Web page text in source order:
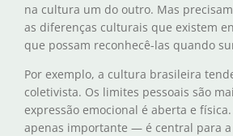
na cultura um do outro. Mas
as diferenças culturais que existem
que possam reconhecê-las quando
Por exemplo, a cultura brasileira
coletivista. Os limites pessoais são
expressão emocional é aberta e
apenas importante — é central para